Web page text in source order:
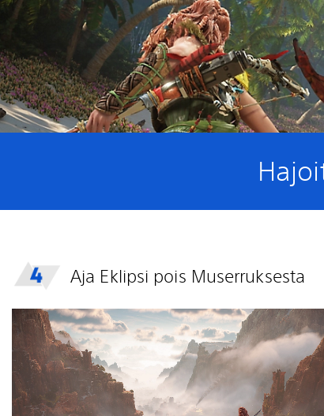
Aja Eklipsi pois Muserruksesta